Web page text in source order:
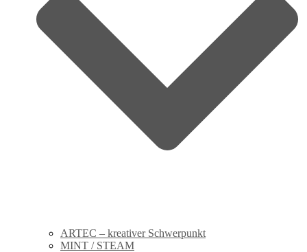
ARTEC – kreativer Schwerpunkt
MINT / STEAM